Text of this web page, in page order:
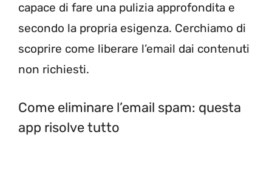
capace di fare una pulizia approfondita e
secondo la propria esigenza. Cerchiamo di
scoprire come liberare l’email dai contenuti
non richiesti.
Come eliminare l’email spam: questa
app risolve tutto